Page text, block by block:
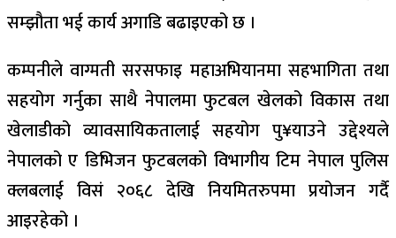
सम्झौता भई कार्य अगाडि बढाइएको छ ।
कम्पनीले वाग्मती सरसफाइ महाअभियानमा सहभागिता तथा
सहयोग गर्नुका साथै नेपालमा फुटबल खेलको विकास तथा
खेलाडीको व्यावसायिकतालाई सहयोग पु¥याउने उद्देश्यले
नेपालको ए डिभिजन फुटबलको विभागीय टिम नेपाल पुलिस
क्लबलाई विसं २०६८ देखि नियमितरुपमा प्रयोजन गर्दै
आइरहेको ।